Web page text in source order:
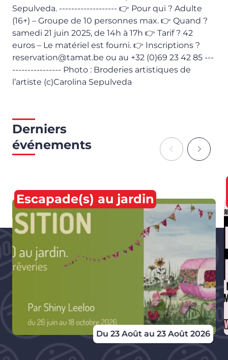
Sepulveda. ------------------- 👉 Pour qui ? Adulte
(16+) – Groupe de 10 personnes max. 👉 Quand ?
samedi 21 juin 2025, de 14h à 17h 👉 Tarif ? 42
euros – Le matériel est fourni. 👉 Inscriptions ?
reservation@tamat.be ou au +32 (0)69 23 42 85 ---
---------------- Photo : Broderies artistiques de
l’artiste (c)Carolina Sepulveda
Derniers
événements
Du 23 Août au 23 Août 2026
Escapade(s) au jardin